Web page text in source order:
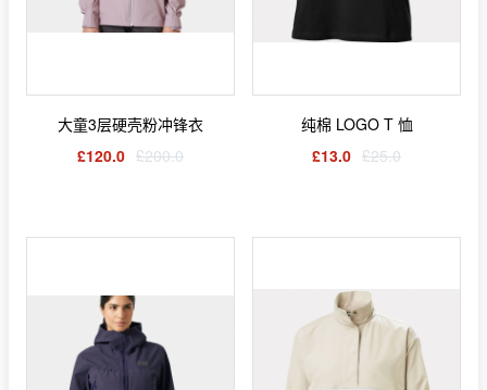
大童3层硬壳粉冲锋衣
£120.0 £200.0
纯棉 LOGO T 恤
£13.0 £25.0